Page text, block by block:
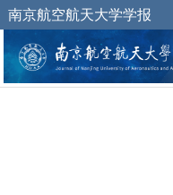
南京航空航天大学学报